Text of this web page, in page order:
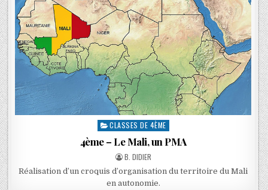
CLASSES DE 4ÈME
4ème – Le Mali, un PMA
B. DIDIER
Réalisation d’un croquis d’organisation du territoire du Mali
en autonomie.